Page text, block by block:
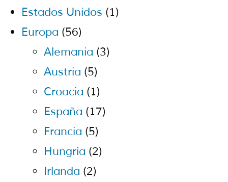
Estados Unidos (1)
Europa (56)
Alemania (3)
Austria (5)
Croacia (1)
España (17)
Francia (5)
Hungría (2)
Irlanda (2)